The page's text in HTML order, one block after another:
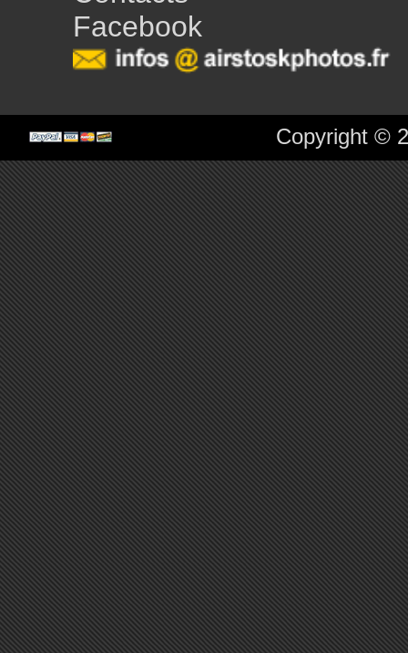
Facebook
Copyright ©